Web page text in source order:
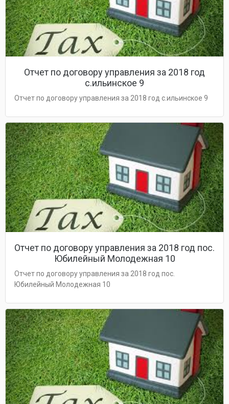
Отчет по договору управления за 2018 год
с.ильинское 9
Отчет по договору управления за 2018 год с.ильинское 9
Отчет по договору управления за 2018 год пос.
Юбилейный Молодежная 10
Отчет по договору управления за 2018 год пос.
Юбилейный Молодежная 10